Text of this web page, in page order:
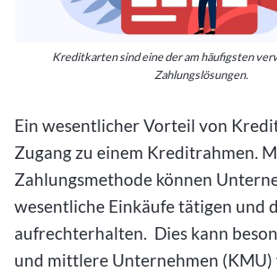
Kreditkarten sind eine der am häufigsten
Zahlungslösungen.
Ein wesentlicher Vorteil von
Zugang zu einem Kreditrahmen.
Zahlungsmethode können
wesentliche Einkäufe tätigen und
aufrechterhalten. Dies kann
und mittlere Unternehmen